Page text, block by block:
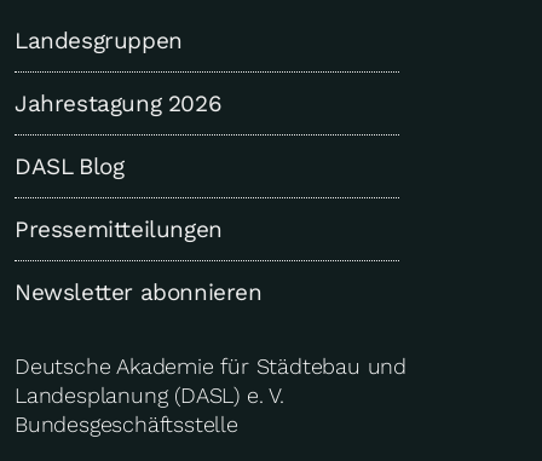
Landesgruppen
Jahrestagung 2026
DASL Blog
Pressemitteilungen
Newsletter abonnieren
Deutsche Akademie für Städtebau und
Landesplanung (DASL) e. V.
Bundesgeschäftsstelle